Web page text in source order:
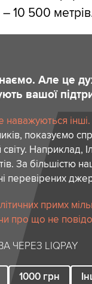
10 500
Але це
вашої
інші.
показуємо
Наприклад,
За більшістю
перевірених
примх
про що не
ЧЕРЕЗ LIQPAY
1000 грн